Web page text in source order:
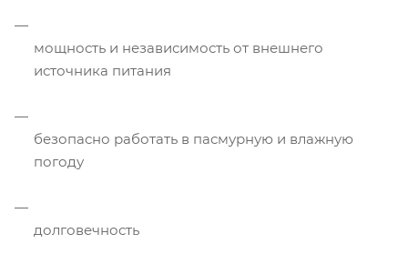
мощность и независимость от внешнего
источника питания
безопасно работать в пасмурную и влажную
погоду
долговечность